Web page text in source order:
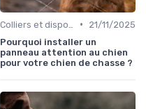
•
21/11/2025
Pourquoi installer un
panneau attention au chien
pour votre chien de chasse ?